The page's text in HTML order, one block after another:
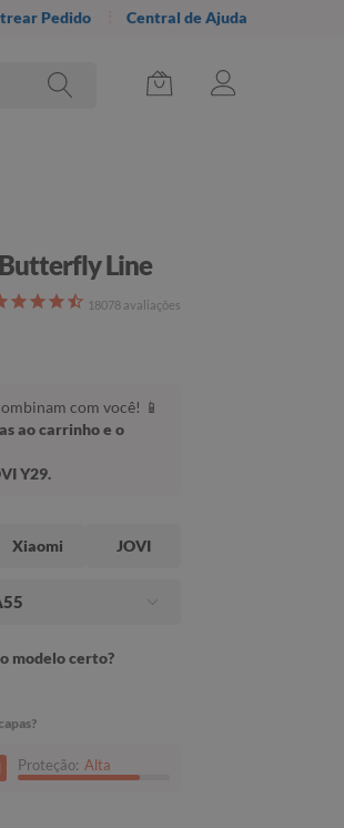
Pedido Central de Ajuda
Line
18078 avaliações
com você! 📱
ao carrinho e o
Y29.
Xiaomi JOVI
modelo certo?
Proteção: Alta